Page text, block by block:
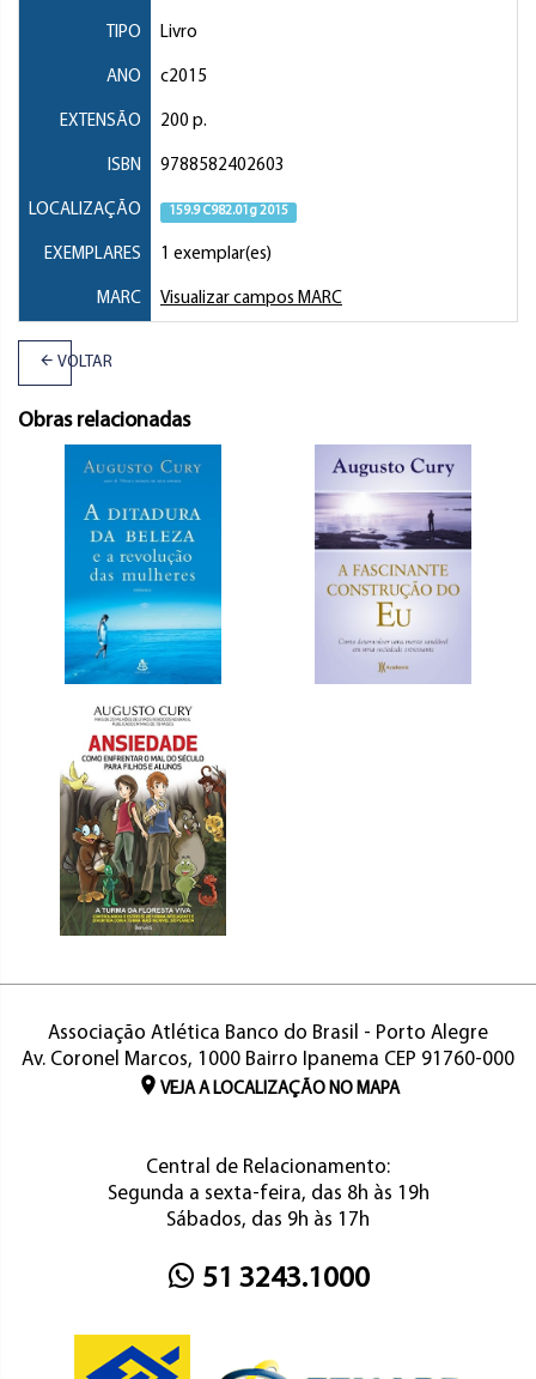
TIPO Livro
ANO c2015
EXTENSÃO 200 p.
ISBN 9788582402603
LOCALIZAÇÃO 159.9 C982.01g 2015
EXEMPLARES 1 exemplar(es)
MARC Visualizar campos MARC
VOLTAR
Obras relacionadas
Associação Atlética Banco do Brasil - Porto Alegre
Av. Coronel Marcos, 1000 Bairro Ipanema CEP 91760-000
VEJA A LOCALIZAÇÃO NO MAPA
Central de Relacionamento:
Segunda a sexta-feira, das 8h às 19h
Sábados, das 9h às 17h
51 3243.1000